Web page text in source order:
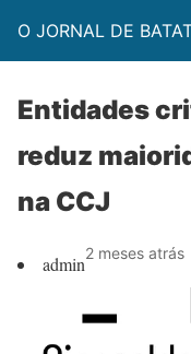
O JORNAL DE
Entidades
reduz
na CCJ
admin2 meses atrás